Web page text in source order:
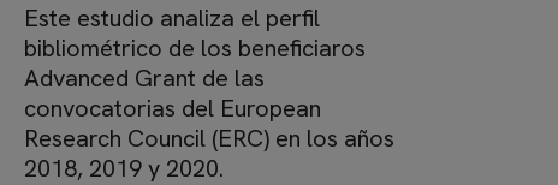
Este estudio analiza el perfil
bibliométrico de los beneficiaros
Advanced Grant de las
convocatorias del European
Research Council (ERC) en los años
2018, 2019 y 2020.